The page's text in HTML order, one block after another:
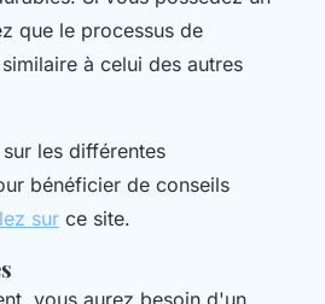
que le processus de
à celui des autres
les différentes
bénéficier de conseils
sur ce site.
vous aurez besoin d'un